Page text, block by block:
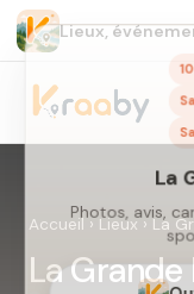
Lieux,
Accueil›Lieux›La
La Grande